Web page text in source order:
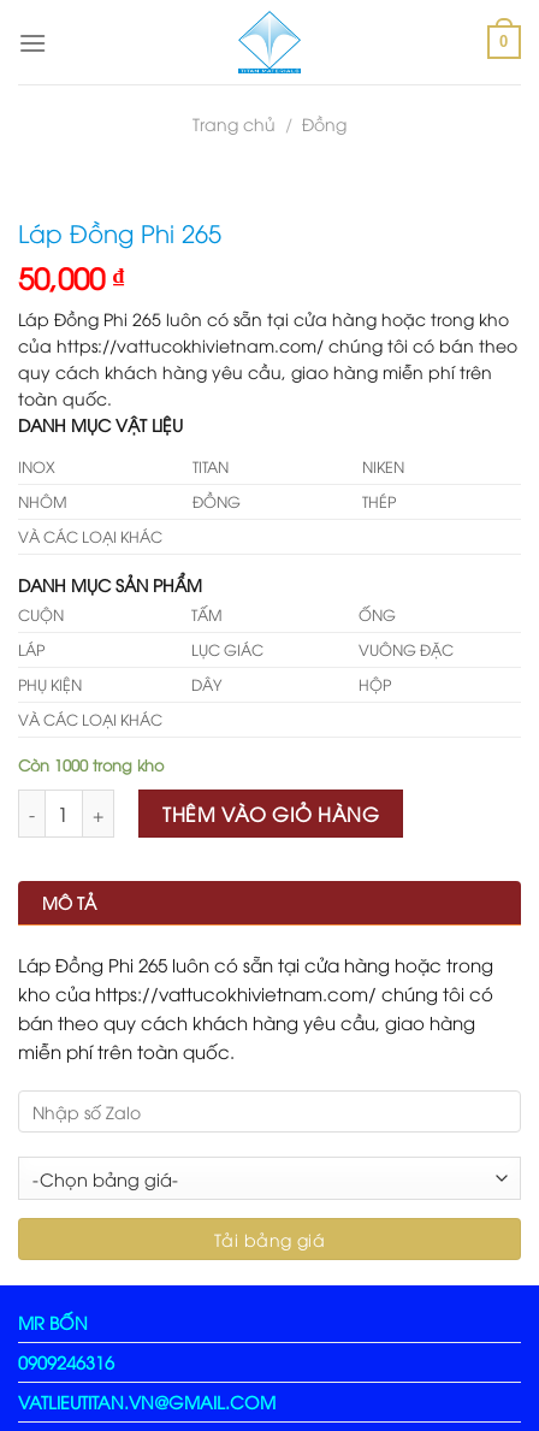
0
Trang chủ / Đồng
Láp Đồng Phi 265
50,000 ₫
Láp Đồng Phi 265 luôn có sẵn tại cửa hàng hoặc trong kho
của https://vattucokhivietnam.com/ chúng tôi có bán theo
quy cách khách hàng yêu cầu, giao hàng miễn phí trên
toàn quốc.
DANH MỤC VẬT LIỆU
INOX TITAN
NIKEN
NHÔM
ĐỒNG
THÉP
VÀ CÁC LOẠI KHÁC
DANH MỤC SẢN PHẨM
CUỘN TẤM
ỐNG
LÁP
LỤC GIÁC
VUÔNG ĐẶC
PHỤ KIỆN
DÂY
HỘP
VÀ CÁC LOẠI KHÁC
Còn 1000 trong kho
THÊM VÀO GIỎ HÀNG
MÔ TẢ
Láp Đồng Phi 265 luôn có sẵn tại cửa hàng hoặc trong
kho của https://vattucokhivietnam.com/ chúng tôi có
bán theo quy cách khách hàng yêu cầu, giao hàng
miễn phí trên toàn quốc.
MR BỐN
0909246316
VATLIEUTITAN.VN@GMAIL.COM